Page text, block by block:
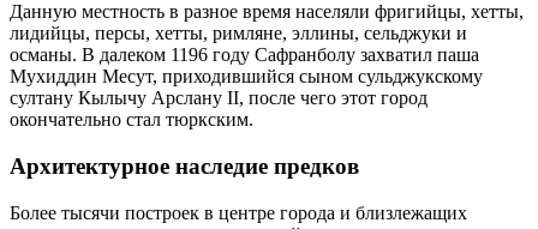
Данную местность в разное время населяли фригийцы, хетты,
лидийцы, персы, хетты, римляне, эллины, сельджуки и
османы. В далеком 1196 году Сафранболу захватил паша
Мухиддин Месут, приходившийся сыном сульджукскому
султану Кылычу Арслану II, после чего этот город
окончательно стал тюркским.
Архитектурное наследие предков
Более тысячи построек в центре города и близлежащих